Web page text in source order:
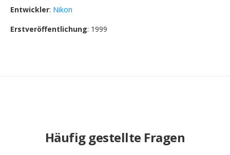
Entwickler: Nikon
Erstveröffentlichung: 1999
Häufig gestellte Fragen